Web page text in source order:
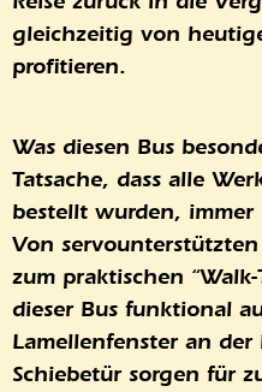
gleichzeitig von
profitieren.
Was diesen Bus
Tatsache, dass alle
bestellt wurden,
Von servounterstützten
zum praktischen
dieser Bus funktional
Lamellenfenster an der
Schiebetür sorgen für